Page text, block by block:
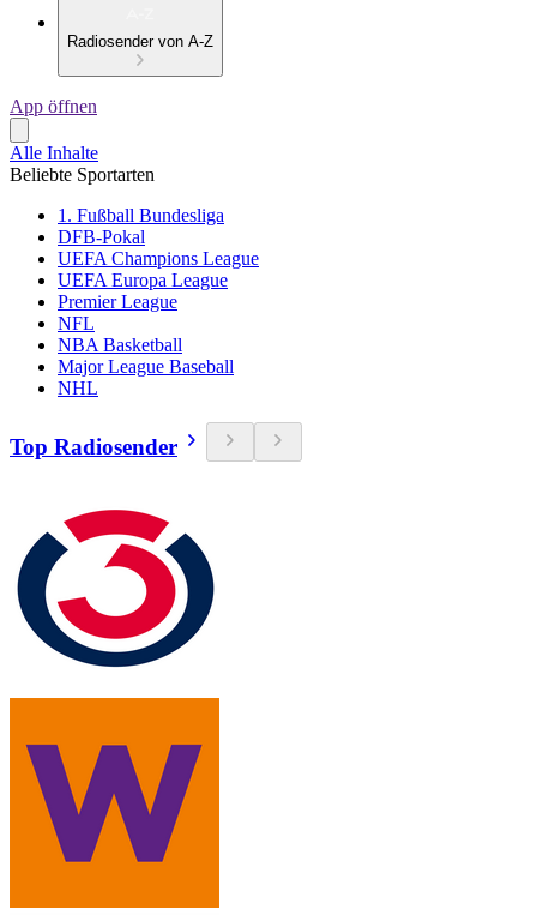
Radiosender von A-Z
App öffnen
Alle Inhalte
Beliebte Sportarten
1. Fußball Bundesliga
DFB-Pokal
UEFA Champions League
UEFA Europa League
Premier League
NFL
NBA Basketball
Major League Baseball
NHL
Top Radiosender